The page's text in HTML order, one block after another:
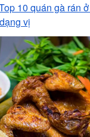
10 quán gà rán
vị